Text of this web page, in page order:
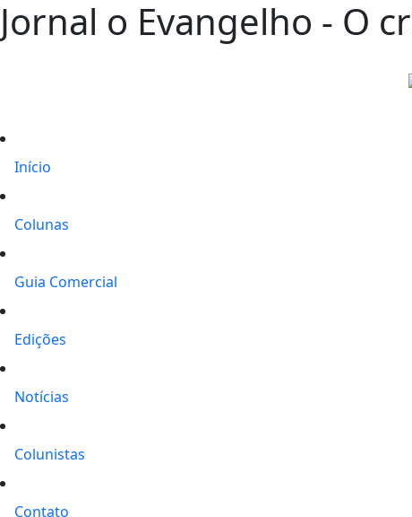
Jornal o Evangelho - O
Início
Colunas
Guia Comercial
Edições
Notícias
Colunistas
Contato